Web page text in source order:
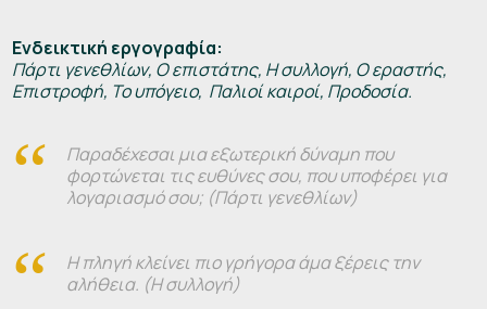
Ενδεικτική εργογραφία:
Πάρτι γενεθλίων, Ο επιστάτης, Η συλλογή, Ο εραστής,
Επιστροφή, Το υπόγειο, Παλιοί καιροί, Προδοσία.
Παραδέχεσαι μια εξωτερική δύναμη που
φορτώνεται τις ευθύνες σου, που υποφέρει για
λογαριασμό σου; (Πάρτι γενεθλίων)
Η πληγή κλείνει πιο γρήγορα άμα ξέρεις την
αλήθεια. (Η συλλογή)